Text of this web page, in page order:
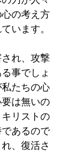
の考え方
います。
れ、攻撃
事でしょ
たちの心
は無いの
リストの
あるので
、復活さ